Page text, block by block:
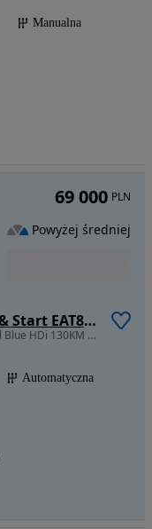
Manualna
Peugeot 3008 BlueHDi 130 Stop & Start EAT8 Allure
1499 cm3 • 130 KM • Peugeot 3008 1.5 Diesel Blue HDi 130KM 2018 Import Szwecja
Automatyczna
69 000 PLN
Powyżej średniej